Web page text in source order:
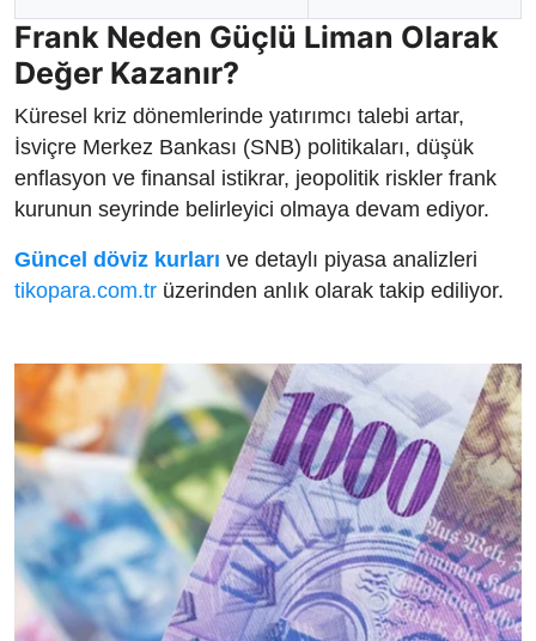
Frank Neden Güçlü Liman Olarak
Değer Kazanır?
Küresel kriz dönemlerinde yatırımcı talebi artar,
İsviçre Merkez Bankası (SNB) politikaları, düşük
enflasyon ve finansal istikrar, jeopolitik riskler frank
kurunun seyrinde belirleyici olmaya devam ediyor.
Güncel döviz kurları ve detaylı piyasa analizleri
tikopara.com.tr üzerinden anlık olarak takip ediliyor.